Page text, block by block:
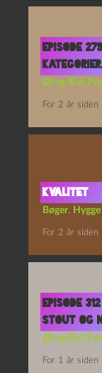
Episode
Øl og Ævl ,
For 2 år siden
Kvalitet
Bøger, Hygge
For 2 år siden
Episode
Stout og
Øl og Ævl ,
For 1 år siden